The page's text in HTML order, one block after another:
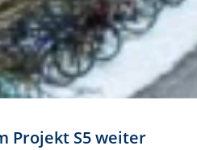
Projekt S5 weiter